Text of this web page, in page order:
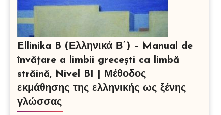
Ellinika B (Ελληνικά Β΄) – Manual de
învățare a limbii grecești ca limbă
străină, Nivel B1 | Μέθοδος
εκμάθησης της ελληνικής ως ξένης
γλώσσας